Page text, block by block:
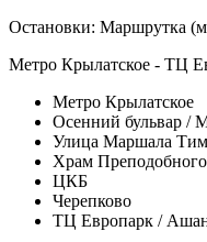
Остановки: Маршрутка
Метро Крылатское - ТЦ
Метро Крылатское
Осенний бульвар /
Улица Маршала
Храм
ЦКБ
Черепково
ТЦ Европарк /